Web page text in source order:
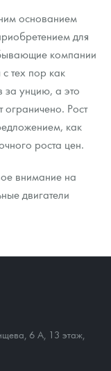
основанием
для
компании
тех пор как
за унцию, а это
ограничено. Рост
как
роста цен.
внимание на
двигатели
6 А, 13 этаж,